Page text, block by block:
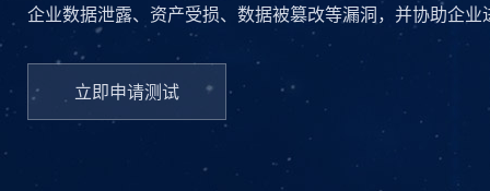
企业数据泄露、资产受损、数据被篡改等漏洞，并协助企业
立即申请测试